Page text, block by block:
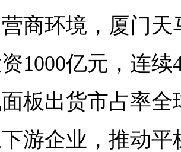
商环境，厦门
1000亿元，连
板出货市占率全
游企业，推动